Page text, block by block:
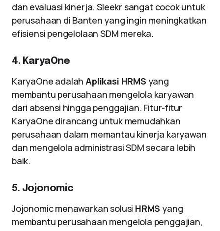
dan evaluasi kinerja. Sleekr sangat cocok untuk
perusahaan di Banten yang ingin meningkatkan
efisiensi pengelolaan SDM mereka.
4. KaryaOne
KaryaOne adalahAplikasi HRMS yang
membantu perusahaan mengelola karyawan
dari absensi hingga penggajian. Fitur-fitur
KaryaOne dirancang untuk memudahkan
perusahaan dalam memantau kinerja karyawan
dan mengelola administrasi SDM secara lebih
baik.
5. Jojonomic
Jojonomic menawarkan solusi HRMS yang
membantu perusahaan mengelola penggajian,